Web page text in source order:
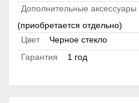
Дополнительные аксессуары
(приобретается отдельно)
Цвет
Черное стекло
Гарантия
1 год